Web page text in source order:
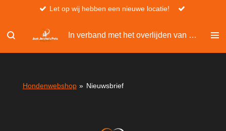
naar
hoofdinhoud
In verband met het overlijden van Christel, kan er niet besteld worden via de website.
Let op wij hebben een nieuwe locatie!
Hondenwebshop » Nieuwsbrief